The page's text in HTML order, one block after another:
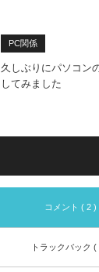
PC関係
久しぶりにパソコン
してみました
コメント ( 2 )
トラックバック (